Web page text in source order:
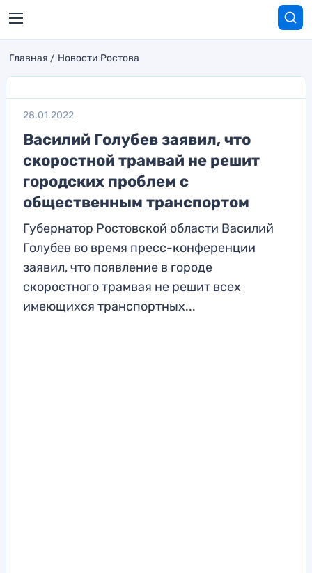
Главная Новости Ростова
28.01.2022
Василий Голубев заявил, что
скоростной трамвай не решит
городских проблем с
общественным транспортом
Губернатор Ростовской области Василий
Голубев во время пресс-конференции
заявил, что появление в городе
скоростного трамвая не решит всех
имеющихся транспортных...